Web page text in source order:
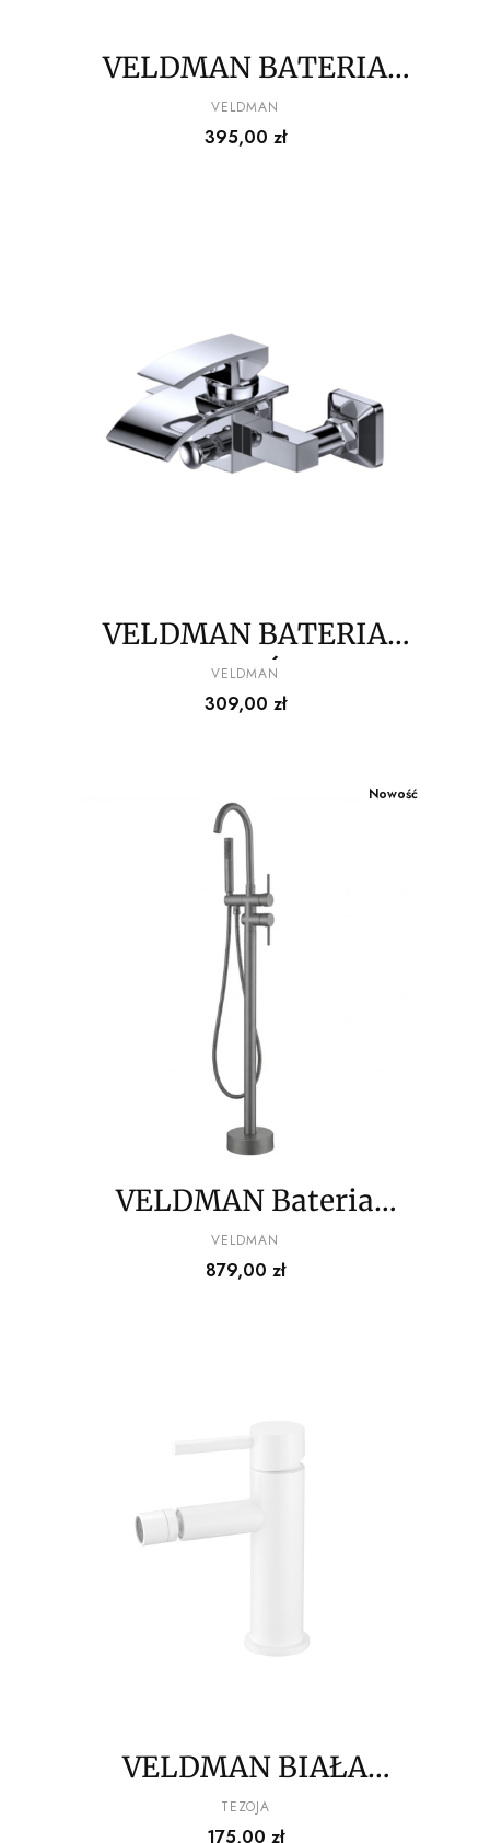
VELDMAN BATERIA
UMYWALKOWA WYSOKA
QUADRO GOLD
PRODUCENT
VELDMAN
Cena
395,00 zł
VELDMAN BATERIA
WANNOWA ŚCIENNA
DORA
PRODUCENT
VELDMAN
Cena
309,00 zł
Nowość
VELDMAN Bateria
wannowa wolnostojąca
COSTA tytan
PRODUCENT
VELDMAN
Cena
879,00 zł
VELDMAN BIAŁA
BATERIA BIDETOWA
PRODUCENT
TEZOJA
Cena
175,00 zł